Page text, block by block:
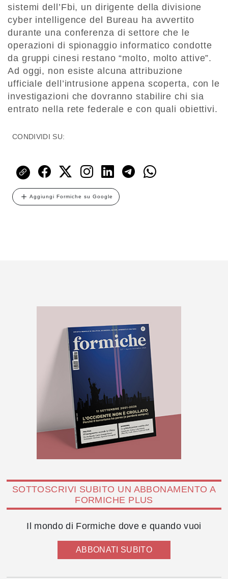
sistemi dell’Fbi, un dirigente della divisione
cyber intelligence del Bureau ha avvertito
durante una conferenza di settore che le
operazioni di spionaggio informatico condotte
da gruppi cinesi restano “molto, molto attive”.
Ad oggi, non esiste alcuna attribuzione
ufficiale dell’intrusione appena scoperta, con le
investigazioni che dovranno stabilire chi sia
entrato nella rete federale e con quali obiettivi.
CONDIVIDI SU:
Aggiungi Formiche su Google
SOTTOSCRIVI SUBITO UN ABBONAMENTO A
FORMICHE PLUS
Il mondo di Formiche dove e quando vuoi
ABBONATI SUBITO